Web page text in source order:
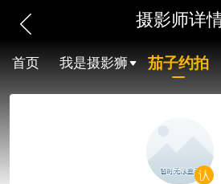
摄影师详
首页 我是摄影狮 茄子约拍